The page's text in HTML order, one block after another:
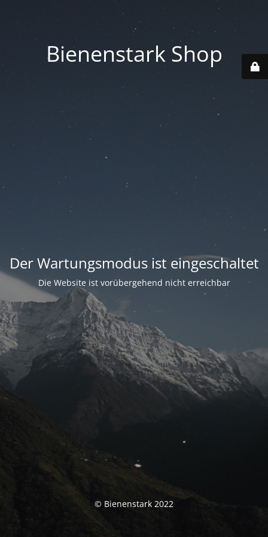
Bienenstark Shop
Der Wartungsmodus ist eingeschaltet
Die Website ist vorübergehend nicht erreichbar
© Bienenstark 2022